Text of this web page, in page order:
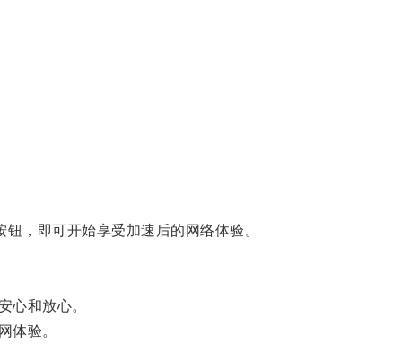
，即可开始享受加速后的网络体验。
和放心。
体验。